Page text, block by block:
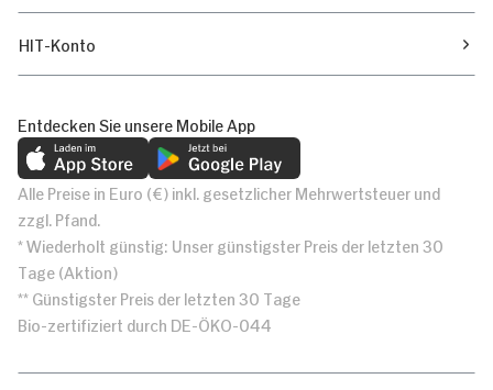
HIT-Konto
Entdecken Sie unsere Mobile App
Alle Preise in Euro (€) inkl. gesetzlicher Mehrwertsteuer und
zzgl. Pfand.
* Wiederholt günstig: Unser günstigster Preis der letzten 30
Tage (Aktion)
** Günstigster Preis der letzten 30 Tage
Bio-zertifiziert durch DE-ÖKO-044